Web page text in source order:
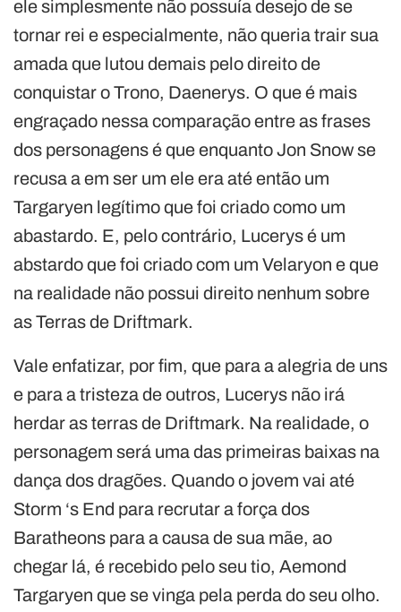
ele simplesmente não possuía desejo de se
tornar rei e especialmente, não queria trair sua
amada que lutou demais pelo direito de
conquistar o Trono, Daenerys. O que é mais
engraçado nessa comparação entre as frases
dos personagens é que enquanto Jon Snow se
recusa a em ser um ele era até então um
Targaryen legítimo que foi criado como um
abastardo. E, pelo contrário, Lucerys é um
abstardo que foi criado com um Velaryon e que
na realidade não possui direito nenhum sobre
as Terras de Driftmark.
Vale enfatizar, por fim, que para a alegria de uns
e para a tristeza de outros, Lucerys não irá
herdar as terras de Driftmark. Na realidade, o
personagem será uma das primeiras baixas na
dança dos dragões. Quando o jovem vai até
Storm ‘s End para recrutar a força dos
Baratheons para a causa de sua mãe, ao
chegar lá, é recebido pelo seu tio, Aemond
Targaryen que se vinga pela perda do seu olho.